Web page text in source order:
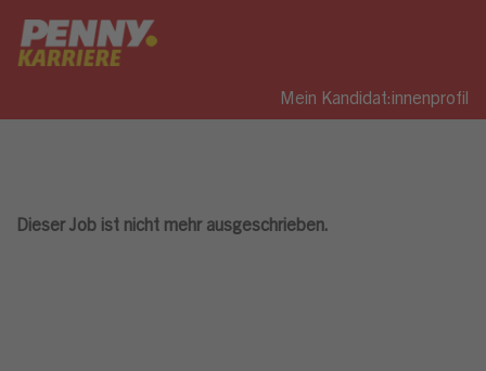
Mein Kandidat:innenprofil
Dieser Job ist nicht mehr ausgeschrieben.